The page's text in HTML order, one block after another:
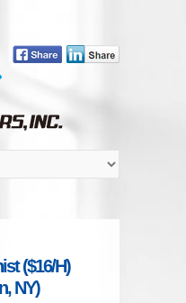
($16/H)
NY)